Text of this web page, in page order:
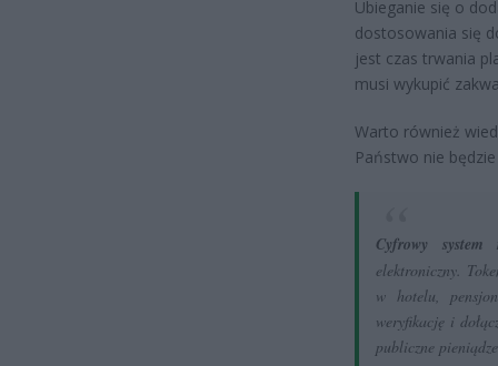
Ubieganie się o
dostosowania się
jest czas trwania
musi wykupić
Warto również
Państwo nie
Cyfrowy system
elektroniczny.
w hotelu,
weryfikację i
publiczne